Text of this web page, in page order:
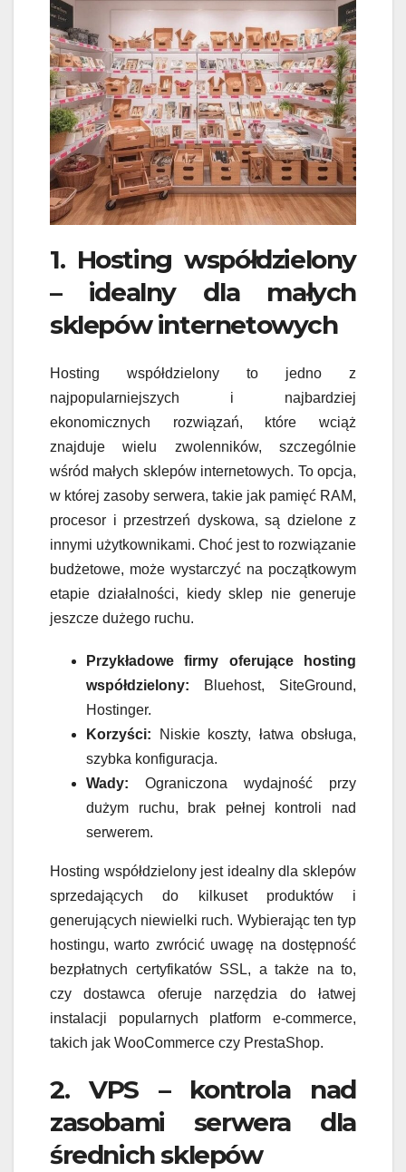
1. Hosting współdzielony
– idealny dla małych
sklepów internetowych
Hosting współdzielony to jedno z
najpopularniejszych i najbardziej
ekonomicznych rozwiązań, które wciąż
znajduje wielu zwolenników, szczególnie
wśród małych sklepów internetowych. To opcja,
w której zasoby serwera, takie jak pamięć RAM,
procesor i przestrzeń dyskowa, są dzielone z
innymi użytkownikami. Choć jest to rozwiązanie
budżetowe, może wystarczyć na początkowym
etapie działalności, kiedy sklep nie generuje
jeszcze dużego ruchu.
Przykładowe firmy oferujące hosting
współdzielony: Bluehost, SiteGround,
Hostinger.
Korzyści: Niskie koszty, łatwa obsługa,
szybka konfiguracja.
Wady: Ograniczona wydajność przy
dużym ruchu, brak pełnej kontroli nad
serwerem.
Hosting współdzielony jest idealny dla sklepów
sprzedających do kilkuset produktów i
generujących niewielki ruch. Wybierając ten typ
hostingu, warto zwrócić uwagę na dostępność
bezpłatnych certyfikatów SSL, a także na to,
czy dostawca oferuje narzędzia do łatwej
instalacji popularnych platform e-commerce,
takich jak WooCommerce czy PrestaShop.
2. VPS – kontrola nad
zasobami serwera dla
średnich sklepów